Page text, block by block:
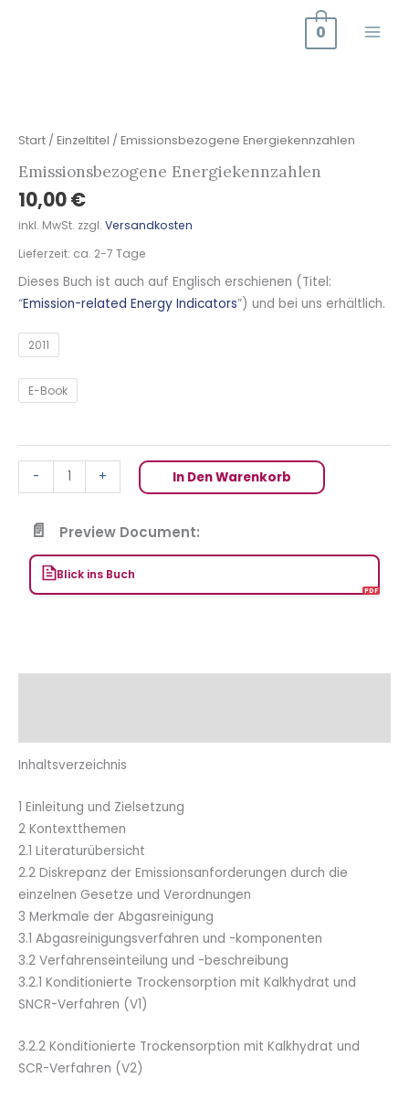
0
Start / Einzeltitel / Emissionsbezogene Energiekennzahlen
Emissionsbezogene Energiekennzahlen
10,00€
inkl. MwSt. zzgl. Versandkosten
Lieferzeit: ca. 2-7 Tage
Dieses Buch ist auch auf Englisch erschienen (Titel:
“Emission-related Energy Indicators”) und bei uns erhältlich.
2011
E-Book
-
Menge
+ In Den Warenkorb
Preview Document:
Blick ins Buch
Inhaltsverzeichnis
1 Einleitung und Zielsetzung
2 Kontextthemen
2.1 Literaturübersicht
2.2 Diskrepanz der Emissionsanforderungen durch die
einzelnen Gesetze und Verordnungen
3 Merkmale der Abgasreinigung
3.1 Abgasreinigungsverfahren und -komponenten
3.2 Verfahrenseinteilung und -beschreibung
3.2.1 Konditionierte Trockensorption mit Kalkhydrat und
SNCR-Verfahren (V1)
3.2.2 Konditionierte Trockensorption mit Kalkhydrat und
SCR-Verfahren (V2)